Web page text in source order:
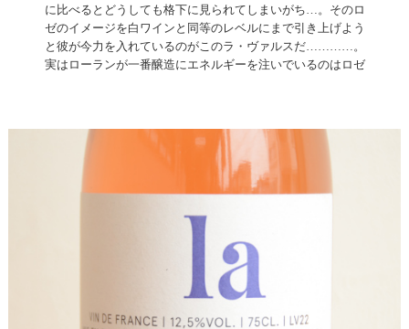
に比べるとどうしても格下に見られてしまいがち…。そのロ
ゼのイメージを白ワインと同等のレベルにまで引き上げよう
と彼が今力を入れているのがこのラ・ヴァルスだ…………。
実はローランが一番醸造にエネルギーを注いでいるのはロゼ